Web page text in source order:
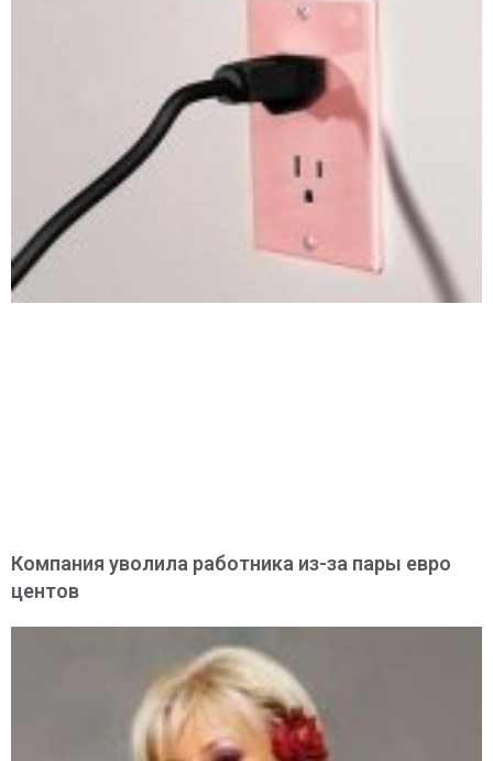
Компания уволила работника из-за пары евро
центов